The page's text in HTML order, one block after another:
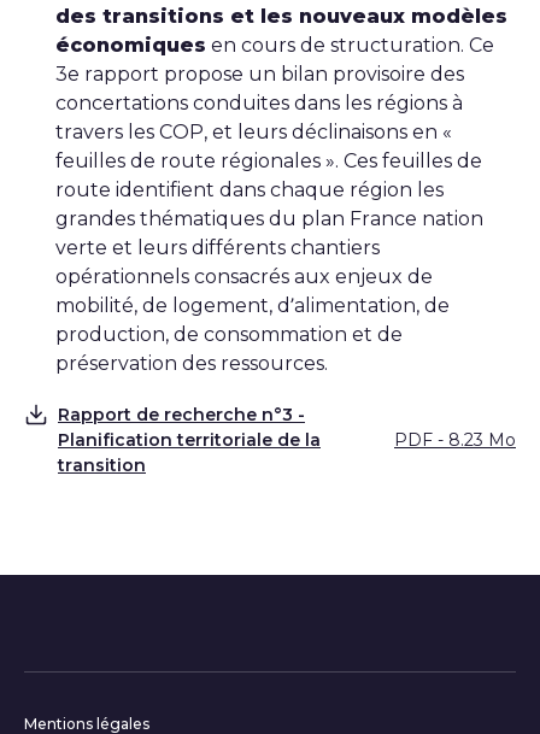
des transitions et les nouveaux modèles
économiques en cours de structuration. Ce
3e rapport propose un bilan provisoire des
concertations conduites dans les régions à
travers les COP, et leurs déclinaisons en «
feuilles de route régionales ». Ces feuilles de
route identifient dans chaque région les
grandes thématiques du plan France nation
verte et leurs différents chantiers
opérationnels consacrés aux enjeux de
mobilité, de logement, d’alimentation, de
production, de consommation et de
préservation des ressources.
Télécharger
Rapport de recherche n°3 -
Planification territoriale de la
transition
PDF - 8.23 Mo
Mentions légales